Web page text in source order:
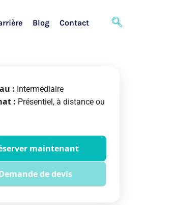
Blog Contact
: Intermédiaire
: Présentiel, à distance ou
maintenant
de devis